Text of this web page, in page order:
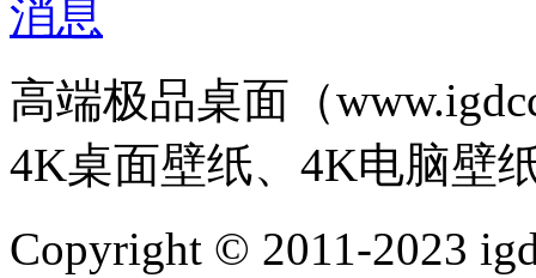
高端极品桌面（
4K桌面壁纸、4K电脑壁
Copyright © 2011-2023